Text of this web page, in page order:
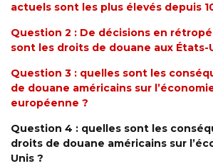
actuels sont les plus élevés depuis
Question 2 : De décisions en
sont les droits de douane aux États-
Question 3 : quelles sont les
de douane américains sur
européenne ?
Question 4 : quelles sont les
droits de douane américains sur
Unis ?